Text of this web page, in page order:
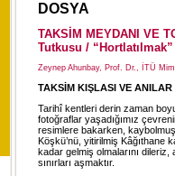
DOSYA
TAKSİM MEYDANI VE
Tutkusu /
Zeynep Ahunbay, Prof. Dr., İTÜ
TAKSİM KIŞLASI VE ANILAR
Tarihî kentleri derin zaman
fotoğraflar yaşadığımız
resimlere bakarken,
Köşkü’nü, yitirilmiş Kâğıthane
kadar gelmiş olmalarını
sınırları aşmaktır.